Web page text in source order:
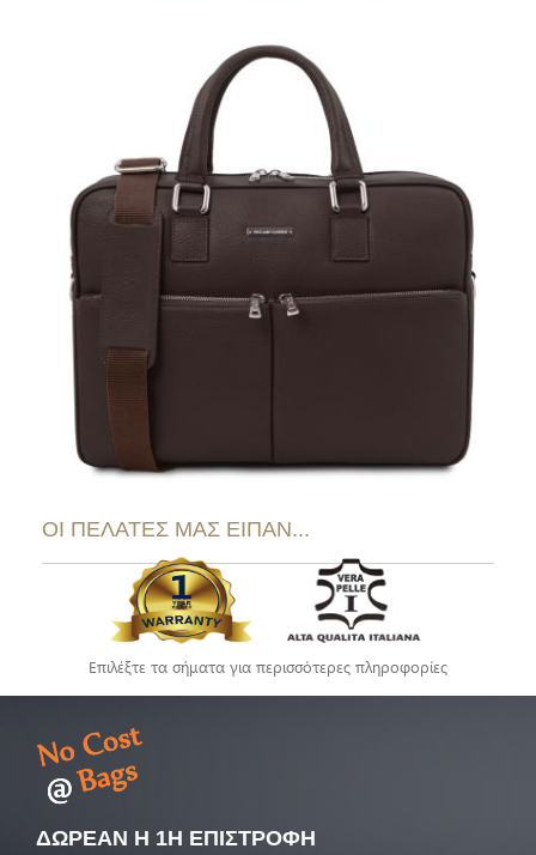
ΟΙ ΠΕΛΑΤΕΣ ΜΑΣ ΕΙΠΑΝ...
Επιλέξτε τα σήματα για περισσότερες πληροφορίες
ΔΩΡΕΑΝ Η 1Η ΕΠΙΣΤΡΟΦΗ